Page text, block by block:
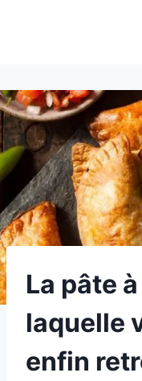
La pâte
laquelle
enfin